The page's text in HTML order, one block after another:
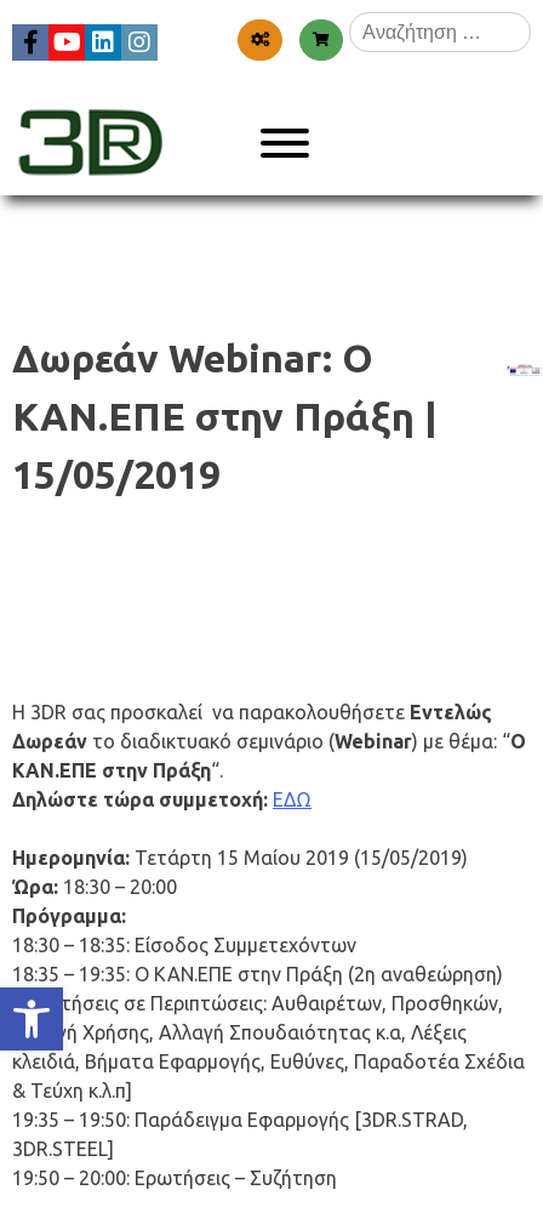
Ανοίξτε τη γραμμή εργαλείων
Αναζήτηση
για:
3dr
Δωρεάν Webinar: Ο
ΚΑΝ.ΕΠΕ στην Πράξη |
15/05/2019
Η 3DR σας προσκαλεί να παρακολουθήσετε Εντελώς
Δωρεάν το διαδικτυακό σεμινάριο (Webinar) με θέμα: “O
ΚΑΝ.ΕΠΕ στην Πράξη“.
Δηλώστε τώρα συμμετοχή: ΕΔΩ
Ημερομηνία: Τετάρτη 15 Μαίου 2019 (15/05/2019)
Ώρα: 18:30 – 20:00
Πρόγραμμα:
18:30 – 18:35: Είσοδος Συμμετεχόντων
18:35 – 19:35: Ο ΚΑΝ.ΕΠΕ στην Πράξη (2η αναθεώρηση)
[Απαιτήσεις σε Περιπτώσεις: Αυθαιρέτων, Προσθηκών,
Αλλαγή Χρήσης, Αλλαγή Σπουδαιότητας κ.α, Λέξεις
κλειδιά, Βήματα Εφαρμογής, Ευθύνες, Παραδοτέα Σχέδια
& Τεύχη κ.λ.π]
19:35 – 19:50: Παράδειγμα Εφαρμογής [3DR.STRAD,
3DR.STEEL]
19:50 – 20:00: Ερωτήσεις – Συζήτηση